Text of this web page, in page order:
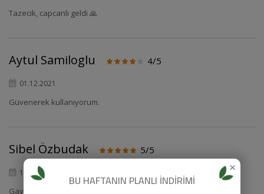
Tazecik, capcanlı geldi 🙏
Aytul Samiloglu 4/5
01.12.2021
Güvenerek kullanıyorum.
Sibel Özbudak 5/5
12.09.2021
Gayet taze ve lezzetliydi.
×
BU HAFTANIN PLANLI İNDİRİMİ